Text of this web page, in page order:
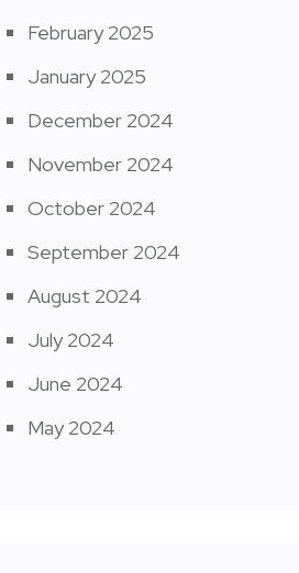
February 2025
January 2025
December 2024
November 2024
October 2024
September 2024
August 2024
July 2024
June 2024
May 2024